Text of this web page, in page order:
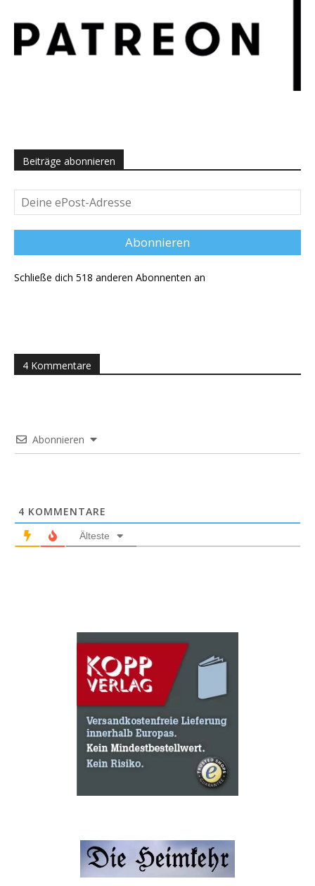
Beiträge abonnieren
Deine
ePost-
Adresse
Abonnieren
Schließe dich 518 anderen Abonnenten an
4 Kommentare
Abonnieren
4 KOMMENTARE
Älteste